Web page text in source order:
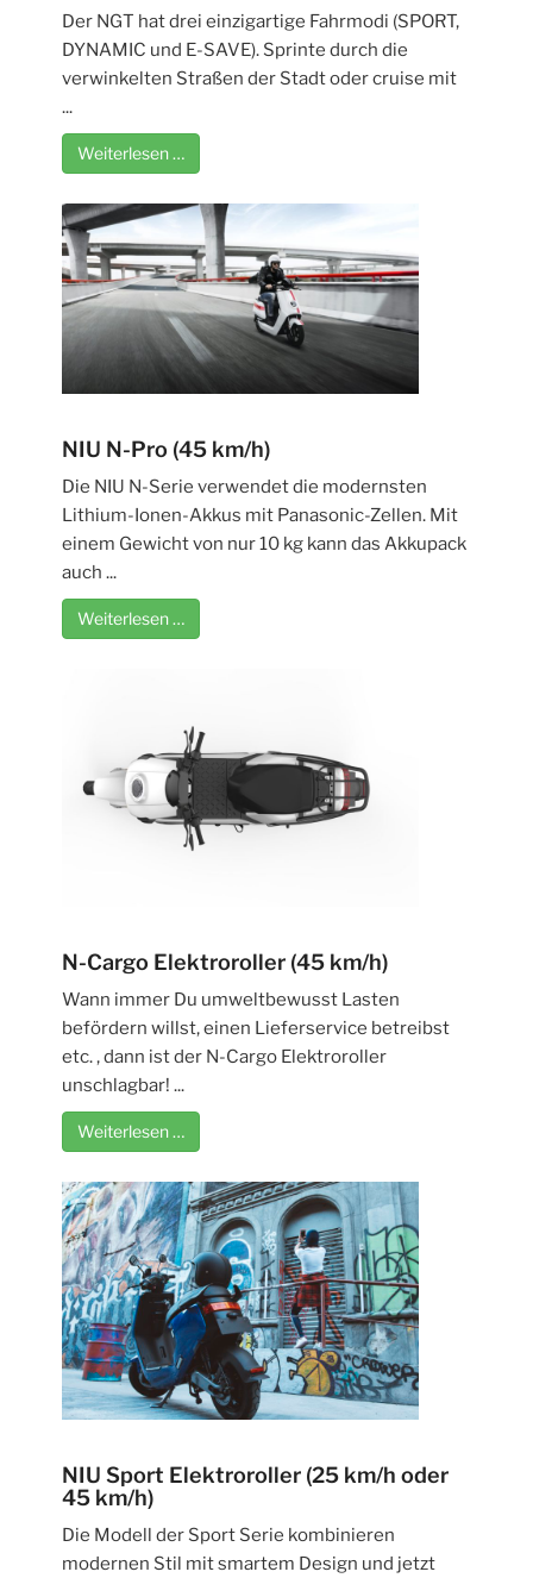
Der NGT hat drei einzigartige Fahrmodi (SPORT,
DYNAMIC und E-SAVE). Sprinte durch die
verwinkelten Straßen der Stadt oder cruise mit
...
Weiterlesen …
NIU N-Pro (45 km/h)
Die NIU N-Serie verwendet die modernsten
Lithium-Ionen-Akkus mit Panasonic-Zellen. Mit
einem Gewicht von nur 10 kg kann das Akkupack
auch ...
Weiterlesen …
N-Cargo Elektroroller (45 km/h)
Wann immer Du umweltbewusst Lasten
befördern willst, einen Lieferservice betreibst
etc. , dann ist der N-Cargo Elektroroller
unschlagbar! ...
Weiterlesen …
NIU Sport Elektroroller (25 km/h oder
45 km/h)
Die Modell der Sport Serie kombinieren
modernen Stil mit smartem Design und jetzt